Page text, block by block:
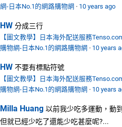
網-日本No.1的網路購物網 · 10 years ago
HW 分成三行
【圖文教學】日本海外配送服務
購物網-日本No.1的網路購物網 · 10 years
HW 不要有標點符號
【圖文教學】日本海外配送服務
購物網-日本No.1的網路購物網 · 10 years
Milla Huang 以前我少吃多運動，動
但就已經少吃了還能少吃甚麼呢?...